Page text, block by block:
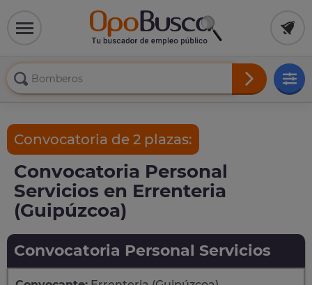
Convocatoria de 2 plazas:
Convocatoria Personal
Servicios en Errenteria
(Guipúzcoa)
Convocatoria Personal Servicios